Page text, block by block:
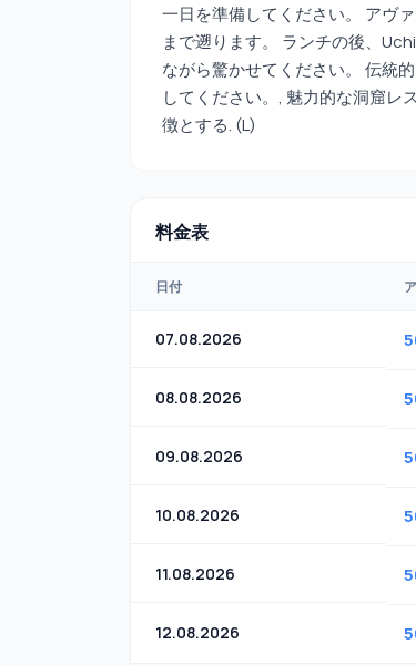
一日を準備してください。 アヴ
まで遡ります。 ランチの後、
ながら驚かせてください。 伝統
してください。, 魅力的な洞窟レ
徴とする. (L)
料金表
日付
07.08.2026
08.08.2026
09.08.2026
10.08.2026
11.08.2026
12.08.2026